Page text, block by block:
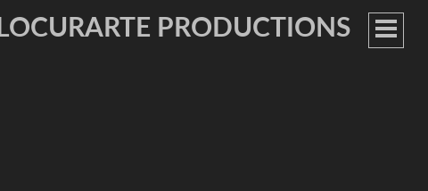
LOCURARTE PRODUCTIONS